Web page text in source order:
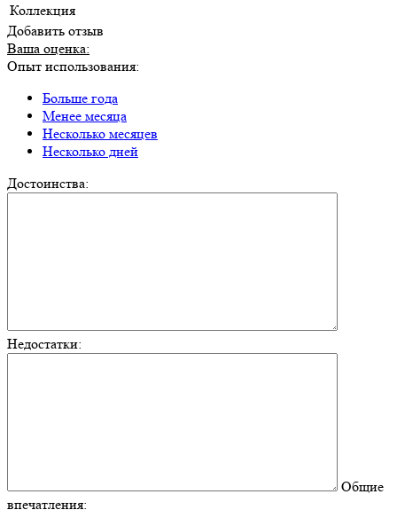
Коллекция
Добавить отзыв
Ваша оценка:
Опыт использования:
Больше года
Менее месяца
Несколько месяцев
Несколько дней
Достоинства:
Недостатки:
Общие
впечатления: